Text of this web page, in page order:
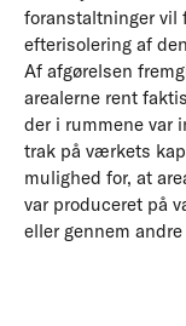
foranstaltninger vil
efterisolering af
Af afgørelsen
arealerne rent
der i rummene var
trak på værkets
mulighed for, at
var produceret på
eller gennem